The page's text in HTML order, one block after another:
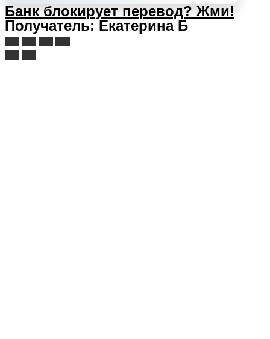
Банк блокирует перевод? Жми!
Получатель: Екатерина Б